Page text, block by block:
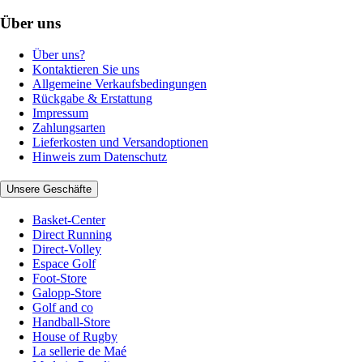
Über uns
Über uns?
Kontaktieren Sie uns
Allgemeine Verkaufsbedingungen
Rückgabe & Erstattung
Impressum
Zahlungsarten
Lieferkosten und Versandoptionen
Hinweis zum Datenschutz
Unsere Geschäfte
Basket-Center
Direct Running
Direct-Volley
Espace Golf
Foot-Store
Galopp-Store
Golf and co
Handball-Store
House of Rugby
La sellerie de Maé